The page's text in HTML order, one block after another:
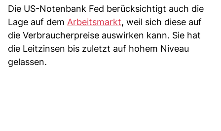
Die US-Notenbank Fed berücksichtigt auch die
Lage auf dem Arbeitsmarkt, weil sich diese auf
die Verbraucherpreise auswirken kann. Sie hat
die Leitzinsen bis zuletzt auf hohem Niveau
gelassen.